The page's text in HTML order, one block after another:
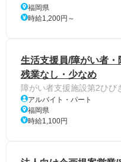
福岡県
時給1,200円～
生活支援員/障がい者
残業なし・少なめ
障がい者支援施設第2ひび
アルバイト・パート
福岡県
時給1,100円